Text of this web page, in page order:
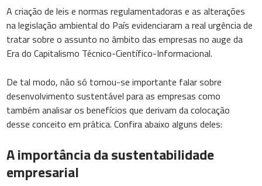
A criação de leis e normas regulamentadoras e as alterações
na legislação ambiental do País evidenciaram a real urgência de
tratar sobre o assunto no âmbito das empresas no auge da
Era do Capitalismo Técnico-Científico-Informacional.
De tal modo, não só tornou-se importante falar sobre
desenvolvimento sustentável para as empresas como
também analisar os benefícios que derivam da colocação
desse conceito em prática. Confira abaixo alguns deles:
A importância da sustentabilidade
empresarial